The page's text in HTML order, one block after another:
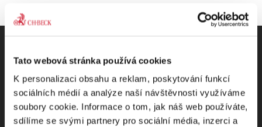
Tato webová stránka používá cookies
K personalizaci obsahu a reklam, poskytování funkcí
sociálních médií a analýze naší návštěvnosti využíváme
soubory cookie. Informace o tom, jak náš web používáte,
sdílíme se svými partnery pro sociální média, inzerci a
Odebírejte Beck-online